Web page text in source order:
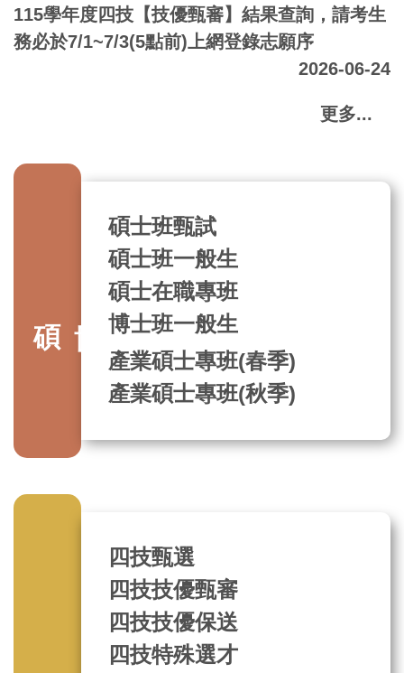
115學年度四技【技優甄審】結果查詢，請考生
務必於7/1~7/3(5點前)上網登錄志願序
2026-06-24
更多...
碩博士招生
碩士班甄試
碩士班一般生
碩士在職專班
博士班一般生
產業碩士專班(春季)
產業碩士專班(秋季)
四技甄選
四技技優甄審
四技技優保送
四技特殊選才